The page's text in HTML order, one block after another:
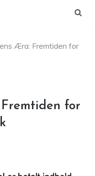
Æra: Fremtiden for
for